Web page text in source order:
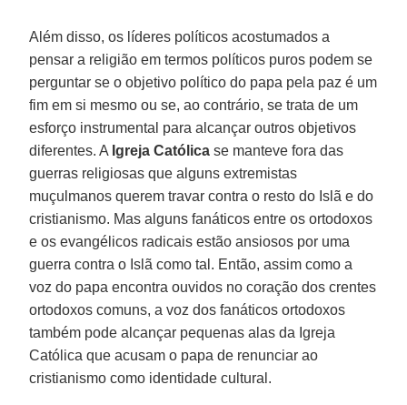
Além disso, os líderes políticos acostumados a
pensar a religião em termos políticos puros podem se
perguntar se o objetivo político do papa pela paz é um
fim em si mesmo ou se, ao contrário, se trata de um
esforço instrumental para alcançar outros objetivos
diferentes. A Igreja Católica se manteve fora das
guerras religiosas que alguns extremistas
muçulmanos querem travar contra o resto do Islã e do
cristianismo. Mas alguns fanáticos entre os ortodoxos
e os evangélicos radicais estão ansiosos por uma
guerra contra o Islã como tal. Então, assim como a
voz do papa encontra ouvidos no coração dos crentes
ortodoxos comuns, a voz dos fanáticos ortodoxos
também pode alcançar pequenas alas da Igreja
Católica que acusam o papa de renunciar ao
cristianismo como identidade cultural.